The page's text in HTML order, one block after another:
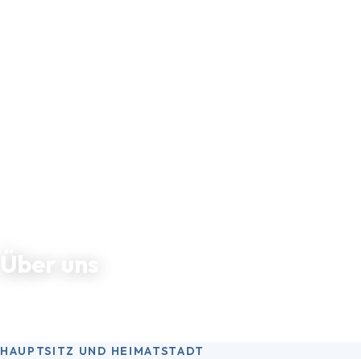
Über uns
HAUPTSITZ UND HEIMATSTADT